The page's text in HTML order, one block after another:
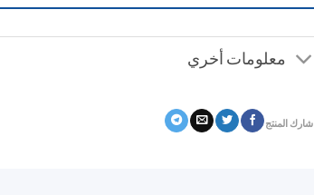
معلومات أخري
شارك المنتج